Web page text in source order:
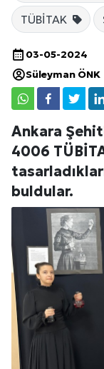
TÜBİTAK
03-05-2024
Süleyman ÖNK
Ankara
4006
buldular.